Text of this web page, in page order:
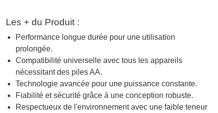
Les + du Produit :
Performance longue durée pour une utilisation
prolongée.
Compatibilité universelle avec tous les appareils
nécessitant des piles AA.
Technologie avancée pour une puissance constante.
Fiabilité et sécurité grâce à une conception robuste.
Respectueux de l'environnement avec une faible teneur